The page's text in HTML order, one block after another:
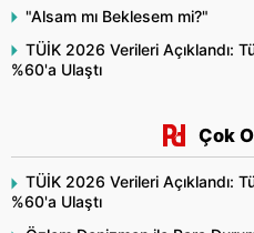
"Alsam mı Beklesem mi?"
TÜİK 2026 Verileri Açıklandı:
%60'a Ulaştı
Çok
TÜİK 2026 Verileri Açıklandı:
%60'a Ulaştı